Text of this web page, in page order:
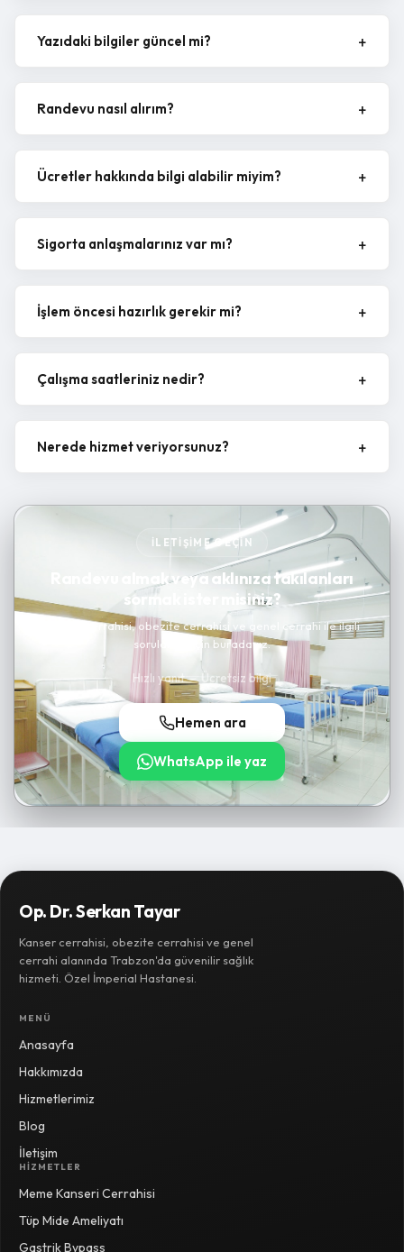
Yazıdaki bilgiler güncel mi?
Randevu nasıl alırım?
Ücretler hakkında bilgi alabilir miyim?
Sigorta anlaşmalarınız var mı?
İşlem öncesi hazırlık gerekir mi?
Çalışma saatleriniz nedir?
Nerede hizmet veriyorsunuz?
İLETIŞIME GEÇIN
Randevu almak veya aklınıza takılanları
sormak ister misiniz?
Kanser cerrahisi, obezite cerrahisi ve genel cerrahi ile ilgili
sorularınız için buradayız.
Hızlı yanıt — Ücretsiz bilgi
Hemen ara
WhatsApp ile yaz
Op. Dr. Serkan Tayar
Kanser cerrahisi, obezite cerrahisi ve genel
cerrahi alanında Trabzon'da güvenilir sağlık
hizmeti. Özel İmperial Hastanesi.
MENÜ
Anasayfa
Hakkımızda
Hizmetlerimiz
Blog
İletişim
HIZMETLER
Meme Kanseri Cerrahisi
Tüp Mide Ameliyatı
Gastrik Bypass